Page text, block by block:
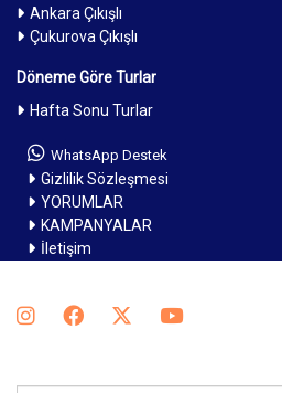
Ankara Çıkışlı
Çukurova Çıkışlı
Döneme Göre Turlar
Hafta Sonu Turlar
WhatsApp Destek
Gizlilik Sözleşmesi
YORUMLAR
KAMPANYALAR
İletişim